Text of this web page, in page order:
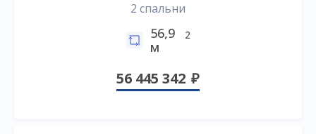
2 спальни
56,9
м
2
56 445 342